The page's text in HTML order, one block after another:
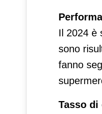
Il 2024 è
sono
fanno
Tasso di